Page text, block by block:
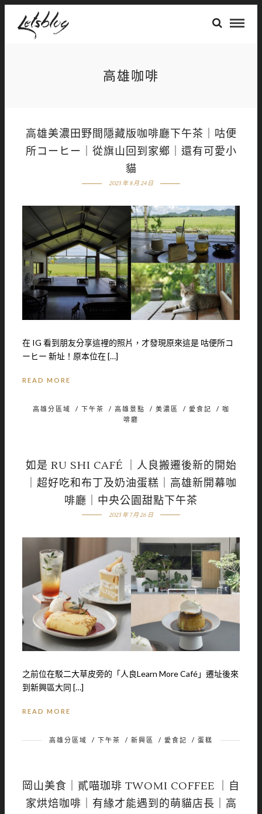
高雄咖啡
高雄美濃田野間隱藏版咖啡廳下午茶｜咕便
所コーヒー｜從旗山回到家鄉｜還有可愛小
貓
2023 年 8 月 24 日
在 IG 看到朋友分享這裡的照片，才發現原來這是 咕便所コ
ーヒー 新址！原本位在 […]
READ MORE
高雄分區域 / 下午茶 / 高雄景點 / 美濃區 / 愛食記 / 咖
啡廳
如是 RU SHI CAFÉ ｜人良搬遷後新的開始
｜超好吃和布丁及奶油蛋糕｜高雄新開幕咖
啡廳｜中央公園甜點下午茶
2023 年 7 月 26 日
之前位在駁二大草皮旁的「人良Learn More Café」遷址後來
到新興區大同 […]
READ MORE
高雄分區域 / 下午茶 / 新興區 / 愛食記 / 蛋糕
岡山美食｜貳喵珈琲 TWOMI COFFEE ｜自
家烘焙咖啡｜有緣才能遇到的萌貓店長｜高